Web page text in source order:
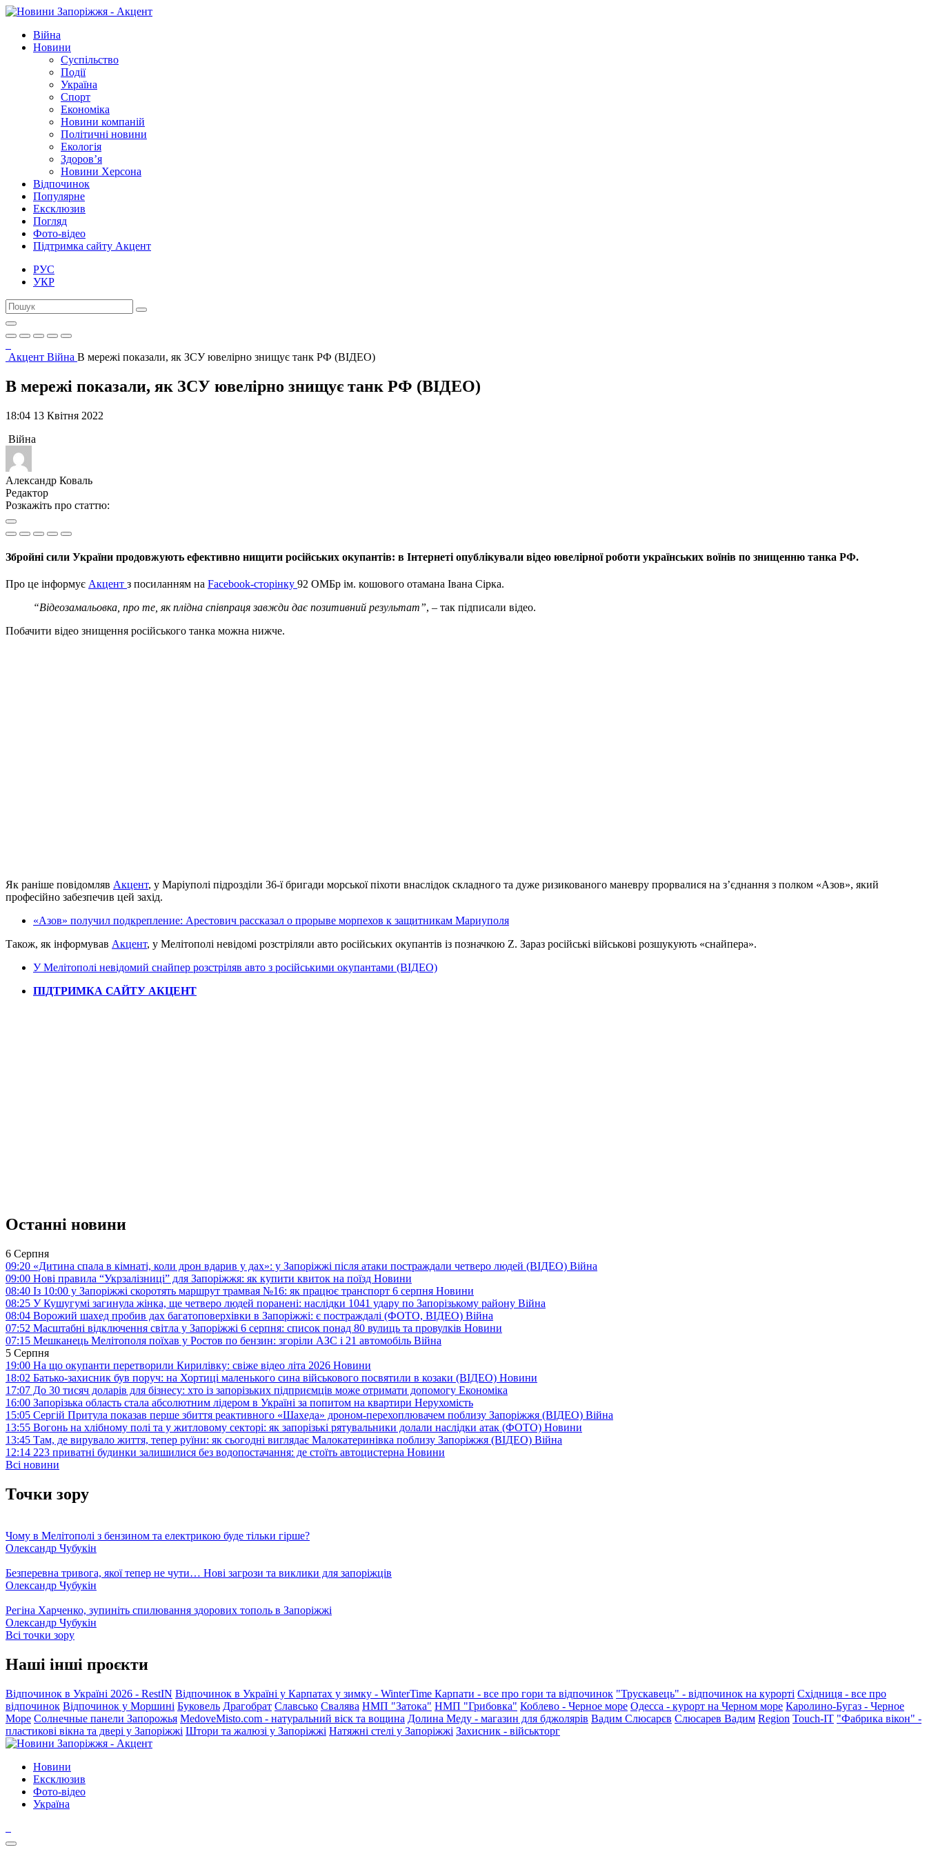
Війна
Новини
Суспільство
Події
Україна
Спорт
Економіка
Новини компаній
Політичні новини
Екологія
Здоров’я
Новини Херсона
Відпочинок
Популярне
Ексклюзив
Погляд
Фото-відео
Підтримка сайту Акцент
РУС
УКР
Акцент Війна В мережі показали, як ЗСУ ювелірно знищує танк РФ (ВІДЕО)
В мережі показали, як ЗСУ ювелірно знищує танк РФ (ВІДЕО)
18:04 13 Квітня 2022
Війна
Александр Коваль
Редактор
Розкажіть про статтю:
Збройні сили України продовжують ефективно нищити російських окупантів: в Інтернеті опублікували відео ювелірної роботи українських воїнів по знищенню танка РФ.
Про це інформує Акцент з посиланням на Facebook-сторінку 92 ОМБр ім. кошового отамана Івана Сірка.
“Відеозамальовка, про те, як плідна співпраця завжди дає позитивний результат”, – так підписали відео.
Побачити відео знищення російського танка можна нижче.
Як раніше повідомляв Акцент, у Маріуполі підрозділи 36-ї бригади морської піхоти внаслідок складного та дуже ризикованого маневру прорвалися на з’єднання з полком «Азов», який
професійно забезпечив цей захід.
«Азов» получил подкрепление: Арестович рассказал о прорыве морпехов к защитникам Мариуполя
Також, як інформував Акцент, у Мелітополі невідомі розстріляли авто російських окупантів із позначкою Z. Зараз російські військові розшукують «снайпера».
У Мелітополі невідомий снайпер розстріляв авто з російськими окупантами (ВІДЕО)
ПІДТРИМКА САЙТУ АКЦЕНТ
Останні новини
6 Серпня
09:20 «Дитина спала в кімнаті, коли дрон вдарив у дах»: у Запоріжжі після атаки постраждали четверо людей (ВІДЕО) Війна
09:00 Нові правила “Укрзалізниці” для Запоріжжя: як купити квиток на поїзд Новини
08:40 Із 10:00 у Запоріжжі скоротять маршрут трамвая №16: як працює транспорт 6 серпня Новини
08:25 У Кушугумі загинула жінка, ще четверо людей поранені: наслідки 1041 удару по Запорізькому району Війна
08:04 Ворожий шахед пробив дах багатоповерхівки в Запоріжжі: є постраждалі (ФОТО, ВІДЕО) Війна
07:52 Масштабні відключення світла у Запоріжжі 6 серпня: список понад 80 вулиць та провулків Новини
07:15 Мешканець Мелітополя поїхав у Ростов по бензин: згоріли АЗС і 21 автомобіль Війна
5 Серпня
19:00 На що окупанти перетворили Кирилівку: свіже відео літа 2026 Новини
18:02 Батько-захисник був поруч: на Хортиці маленького сина військового посвятили в козаки (ВІДЕО) Новини
17:07 До 30 тисяч доларів для бізнесу: хто із запорізьких підприємців може отримати допомогу Економіка
16:00 Запорізька область стала абсолютним лідером в Україні за попитом на квартири Нерухомість
15:05 Сергій Притула показав перше збиття реактивного «Шахеда» дроном-перехоплювачем поблизу Запоріжжя (ВІДЕО) Війна
13:55 Вогонь на хлібному полі та у житловому секторі: як запорізькі рятувальники долали наслідки атак (ФОТО) Новини
13:45 Там, де вирувало життя, тепер руїни: як сьогодні виглядає Малокатеринівка поблизу Запоріжжя (ВІДЕО) Війна
12:14 223 приватні будинки залишилися без водопостачання: де стоїть автоцистерна Новини
Всі новини
Точки зору
Чому в Мелітополі з бензином та електрикою буде тільки гірше?
Олександр Чубукін
Безперевна тривога, якої тепер не чути… Нові загрози та виклики для запоріжців
Олександр Чубукін
Регіна Харченко, зупиніть спилювання здорових тополь в Запоріжжі
Олександр Чубукін
Всі точки зору
Наші інші проєкти
Відпочинок в Україні 2026 - RestIN Відпочинок в Україні у Карпатах у зимку - WinterTime Карпати - все про гори та відпочинок "Трускавець" - відпочинок на курорті Східниця - все про
відпочинок Відпочинок у Моршині Буковель Драгобрат Славсько Свалява НМП "Затока" НМП "Грибовка" Коблево - Черное море Одесса - курорт на Черном море Каролино-Бугаз - Черное
Море Солнечные панели Запорожья MedoveMisto.com - натуральний віск та вощина Долина Меду - магазин для бджолярів Вадим Слюсарєв Слюсарев Вадим Region Touch-IT "Фабрика вікон" -
пластикові вікна та двері у Запоріжжі Штори та жалюзі у Запоріжжі Натяжні стелі у Запоріжжі Захисник - військторг
Новини
Ексклюзив
Фото-відео
Україна